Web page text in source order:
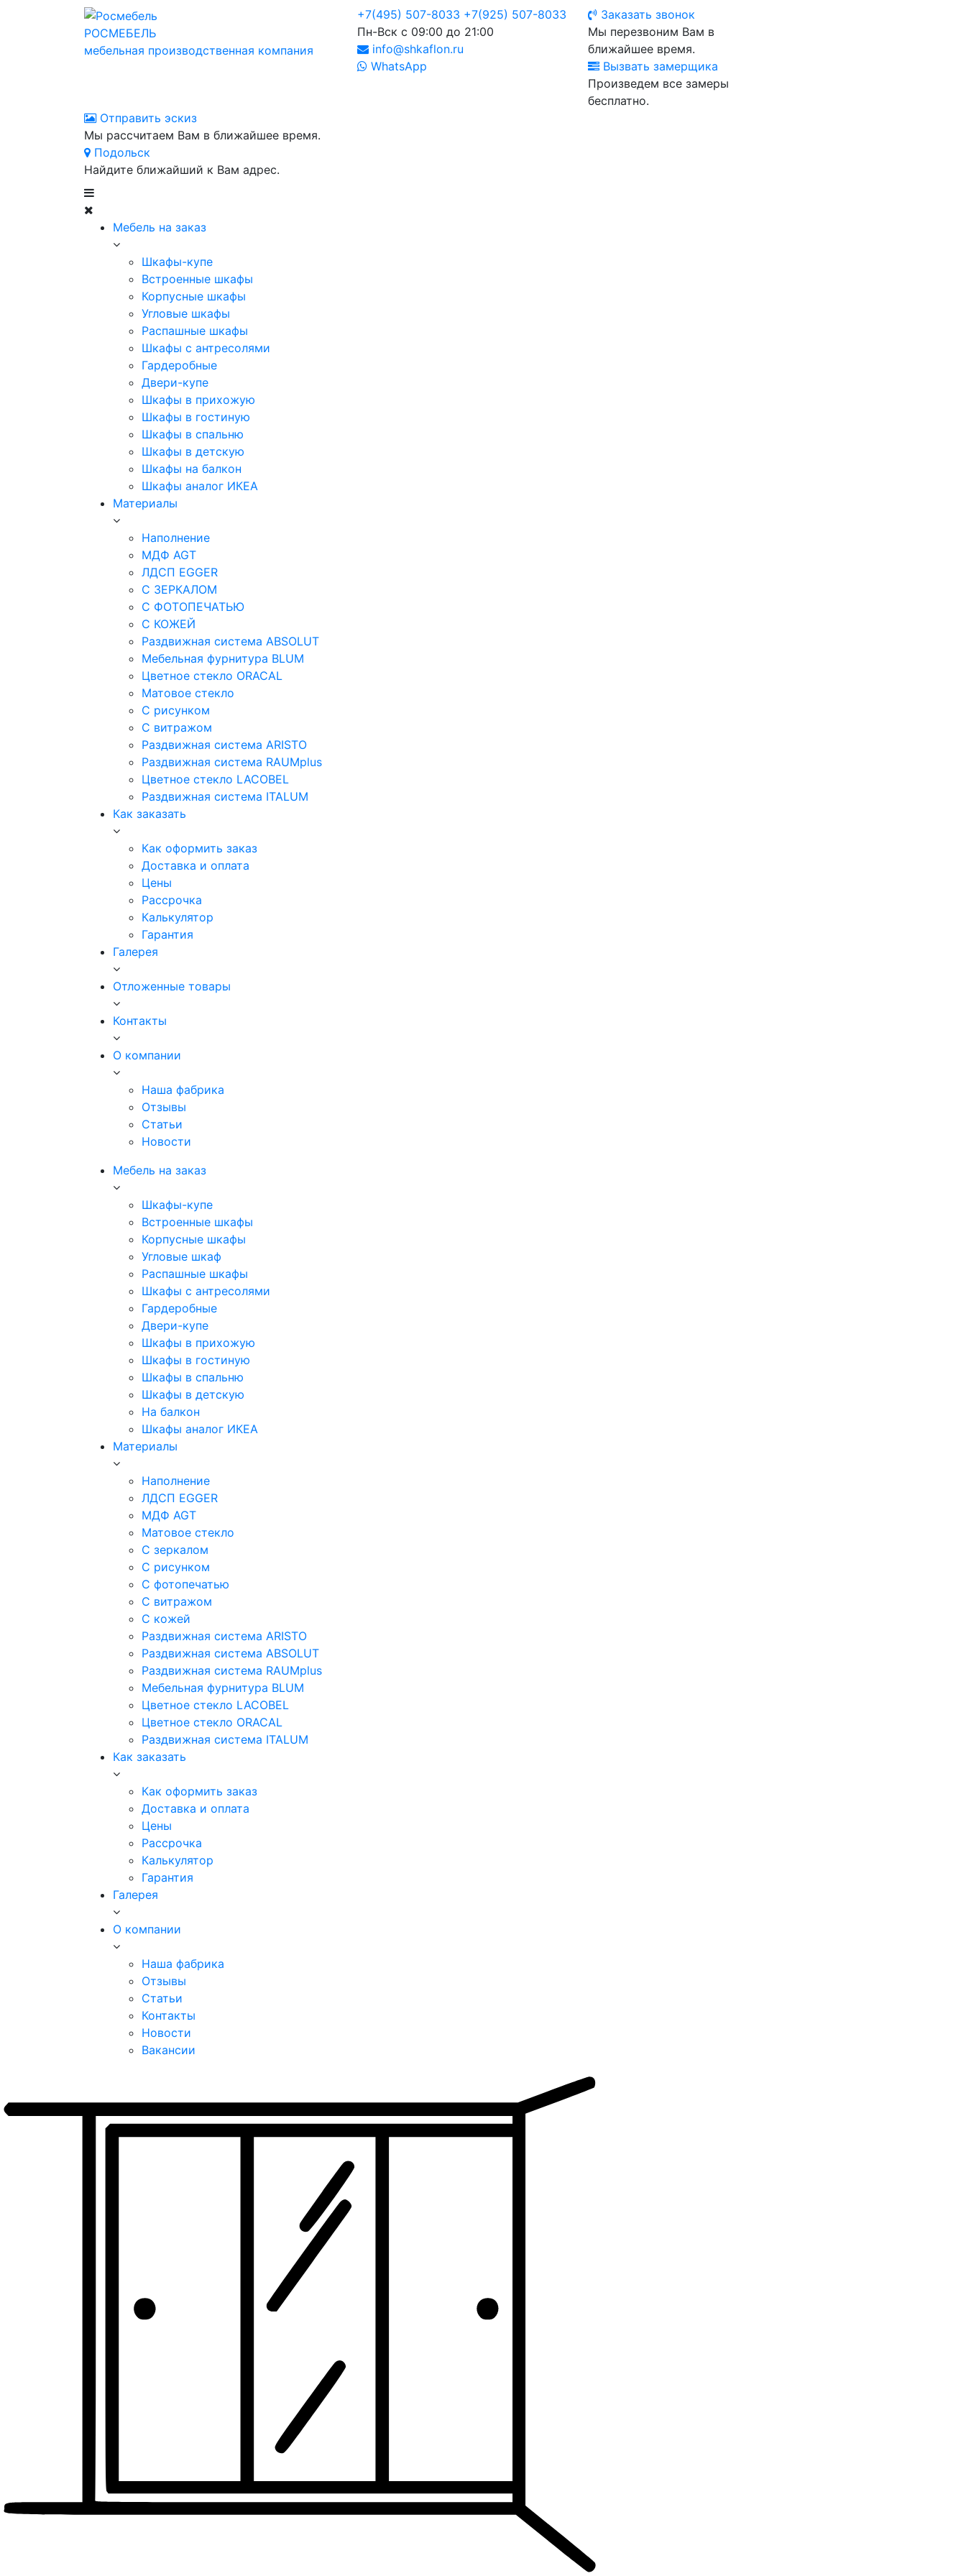
РОСМЕБЕЛЬ
мебельная производственная компания
+7(495) 507-8033 +7(925) 507-8033
Пн-Вск с 09:00 до 21:00
info@shkaflon.ru
WhatsApp
Заказать звонок
Мы перезвоним Вам в
ближайшее время.
Вызвать замерщика
Произведем все замеры
бесплатно.
Отправить эскиз
Мы рассчитаем Вам в ближайшее время.
Подольск
Найдите ближайший к Вам адрес.
Мебель на заказ
Шкафы-купе
Встроенные шкафы
Корпусные шкафы
Угловые шкафы
Распашные шкафы
Шкафы с антресолями
Гардеробные
Двери-купе
Шкафы в прихожую
Шкафы в гостиную
Шкафы в спальню
Шкафы в детскую
Шкафы на балкон
Шкафы аналог ИКЕА
Материалы
Наполнение
МДФ AGT
ЛДСП EGGER
С ЗЕРКАЛОМ
С ФОТОПЕЧАТЬЮ
С КОЖЕЙ
Раздвижная система ABSOLUT
Мебельная фурнитура BLUM
Цветное стекло ORACAL
Матовое стекло
C рисунком
C витражом
Раздвижная система ARISTO
Раздвижная система RAUMplus
Цветное стекло LACOBEL
Раздвижная система ITALUM
Как заказать
Как оформить заказ
Доставка и оплата
Цены
Рассрочка
Калькулятор
Гарантия
Галерея
Отложенные товары
Контакты
О компании
Наша фабрика
Отзывы
Статьи
Новости
Мебель на заказ
Шкафы-купе
Встроенные шкафы
Корпусные шкафы
Угловые шкаф
Распашные шкафы
Шкафы с антресолями
Гардеробные
Двери-купе
Шкафы в прихожую
Шкафы в гостиную
Шкафы в спальню
Шкафы в детскую
На балкон
Шкафы аналог ИКЕА
Материалы
Наполнение
ЛДСП EGGER
МДФ AGT
Матовое стекло
С зеркалом
С рисунком
С фотопечатью
С витражом
С кожей
Раздвижная система ARISTO
Раздвижная система ABSOLUT
Раздвижная система RAUMplus
Мебельная фурнитура BLUM
Цветное стекло LACOBEL
Цветное стекло ORACAL
Раздвижная система ITALUM
Как заказать
Как оформить заказ
Доставка и оплата
Цены
Рассрочка
Калькулятор
Гарантия
Галерея
О компании
Наша фабрика
Отзывы
Статьи
Контакты
Новости
Вакансии